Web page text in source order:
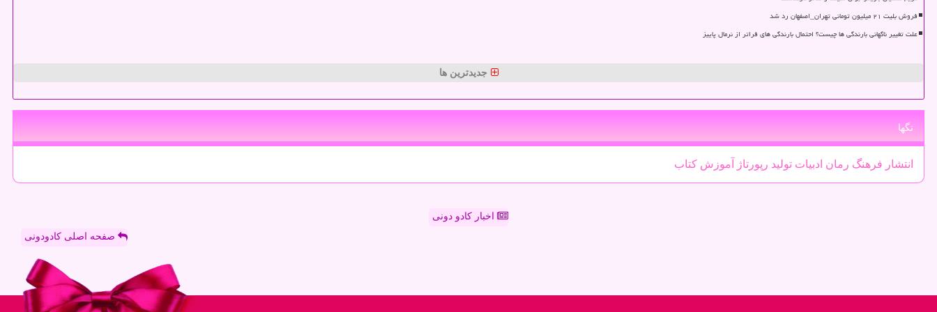
فروش بلیت ۲۱ میلیون تومانی تهران_اصفهان رد شد
علت تغییر ناگهانی بارندگی ها چیست؟ احتمال بارندگی های فراتر از نرمال پاییز
جدیدترین ها
تگها
انتشار فرهنگ رمان ادبیات تولید رپورتاژ آموزش كتاب
اخبار کادو دونی
صفحه اصلی کادودونی